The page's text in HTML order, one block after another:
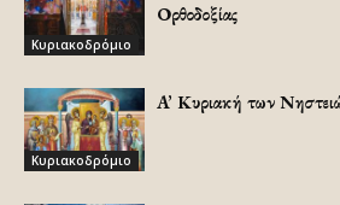
Κυριακοδρόμιο
Ορθοδοξίας
Κυριακοδρόμιο
A’ Κυριακή των